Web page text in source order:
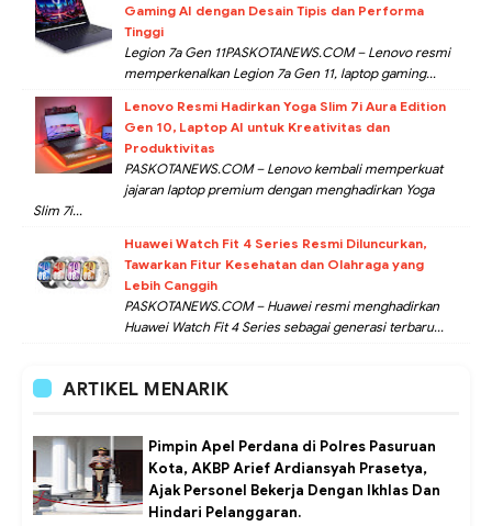
Gaming AI dengan Desain Tipis dan Performa
Tinggi
Legion 7a Gen 11PASKOTANEWS.COM – Lenovo resmi
memperkenalkan Legion 7a Gen 11, laptop gaming...
Lenovo Resmi Hadirkan Yoga Slim 7i Aura Edition
Gen 10, Laptop AI untuk Kreativitas dan
Produktivitas
PASKOTANEWS.COM – Lenovo kembali memperkuat
jajaran laptop premium dengan menghadirkan Yoga
Slim 7i...
Huawei Watch Fit 4 Series Resmi Diluncurkan,
Tawarkan Fitur Kesehatan dan Olahraga yang
Lebih Canggih
PASKOTANEWS.COM – Huawei resmi menghadirkan
Huawei Watch Fit 4 Series sebagai generasi terbaru...
ARTIKEL MENARIK
Pimpin Apel Perdana di Polres Pasuruan
Kota, AKBP Arief Ardiansyah Prasetya,
Ajak Personel Bekerja Dengan Ikhlas Dan
Hindari Pelanggaran.